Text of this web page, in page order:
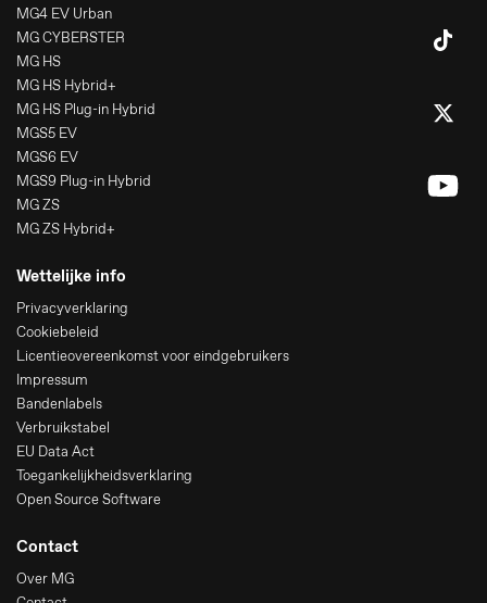
MG4 EV Urban
MG CYBERSTER
MG HS
MG HS Hybrid+
MG HS Plug-in Hybrid
MGS5 EV
MGS6 EV
MGS9 Plug-in Hybrid
MG ZS
MG ZS Hybrid+
Wettelijke info
Privacyverklaring
Cookiebeleid
Licentieovereenkomst voor eindgebruikers
Impressum
Bandenlabels
Verbruikstabel
EU Data Act
Toegankelijkheidsverklaring
Open Source Software
Contact
Over MG